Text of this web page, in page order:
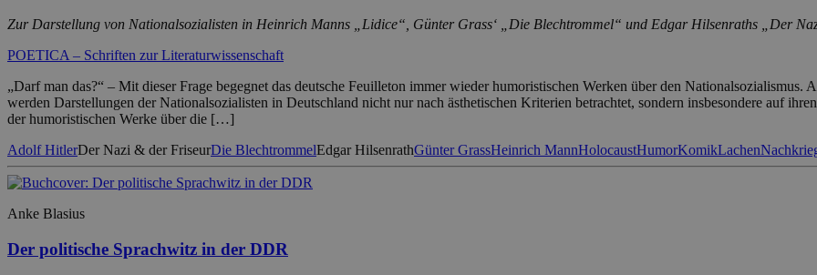
Zur Darstellung von Nationalsozialisten in Heinrich Manns „Lidice“, Günter Grass‘ „Die Blechtrommel“ und Edgar Hilsenraths „Der
POETICA – Schriften zur Literaturwissenschaft
„Darf man das?“ – Mit dieser Frage begegnet das deutsche Feuilleton immer wieder humoristischen Werken über den
werden Darstellungen der Nationalsozialisten in Deutschland nicht nur nach ästhetischen Kriterien betrachtet, sondern insbesondere auf
der humoristischen Werke über die […]
Adolf HitlerDer Nazi & der FriseurDie BlechtrommelEdgar HilsenrathGünter GrassHeinrich MannHolocaustHumorKomikLachen
Anke Blasius
Der politische Sprachwitz in der DDR